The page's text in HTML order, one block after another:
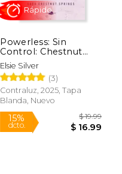
15%
dcto.
Powerless: Sin
Control: Chestnut
Springs 3
Elsie Silver
(3)
Contraluz, 2025, Tapa
Blanda, Nuevo